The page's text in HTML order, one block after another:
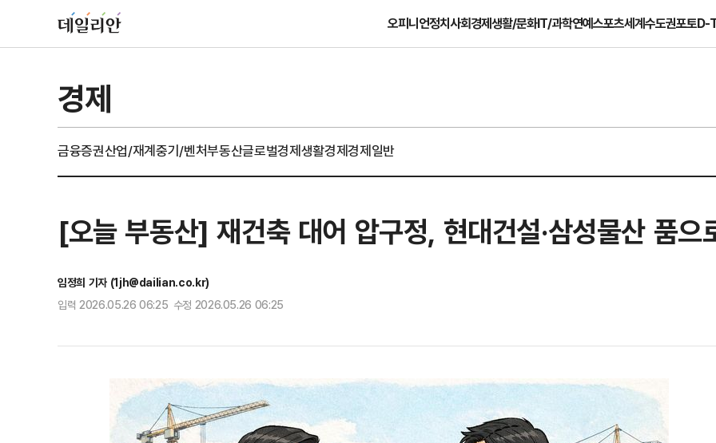
오피니언정치사회경제생활/문화IT/과학연예스포츠세계수도권포토D-
경제
금융증권산업/재계중기/벤처부동산글로벌경제생활경제경제일반
[오늘 부동산] 재건축 대어 압구정, 현대건설·삼성물산 품
임정희 기자 (1jh@dailian.co.kr)
입력 2026.05.26 06:25 수정 2026.05.26 06:25